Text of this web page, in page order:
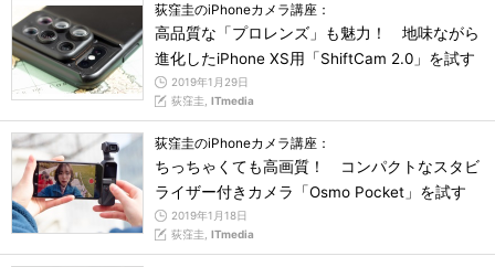
荻窪圭のiPhoneカメラ講座：
高品質な「プロレンズ」も魅力！ 地味ながら
進化したiPhone XS用「ShiftCam 2.0」を試す
2019年1月29日
荻窪圭, ITmedia
荻窪圭のiPhoneカメラ講座：
ちっちゃくても高画質！ コンパクトなスタビ
ライザー付きカメラ「Osmo Pocket」を試す
2019年1月18日
荻窪圭, ITmedia